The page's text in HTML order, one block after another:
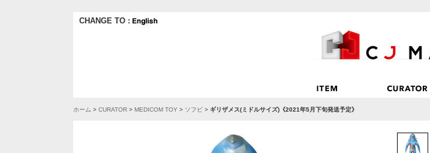
CHANGE TO :
ホーム > CURATOR > MEDICOM TOY > ソフビ > ギリザメス(ミドルサイズ)《2021年5月下旬発送予定》